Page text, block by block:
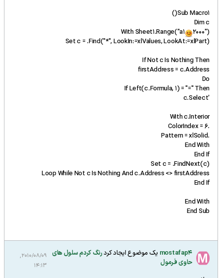
Sub Macro1()
Dim c
With Sheet1.Range("a1
2000")
Set c = .Find("*", LookIn:=xlValues, LookAt:=xlPart)
If Not c Is Nothing Then
firstAddress = c.Address
Do
If Left(c.Formula, 1) = "=" Then
'c.Select
With c.Interior
.ColorIndex = 6
.Pattern = xlSolid
End With
End If
Set c = .FindNext(c)
Loop While Not c Is Nothing And c.Address <> firstAddress
End If
End With
End Sub
mostafap4 یک موضوع ایجاد کردرنگ کردم سلول های
حاوی فرمول
2010/08/09,
14:13